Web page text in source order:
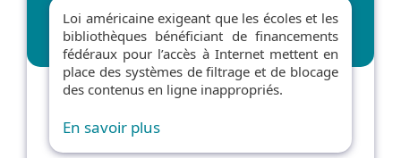
Loi américaine exigeant que les écoles et les
bibliothèques bénéficiant de financements
fédéraux pour l’accès à Internet mettent en
place des systèmes de filtrage et de blocage
des contenus en ligne inappropriés.
En savoir plus